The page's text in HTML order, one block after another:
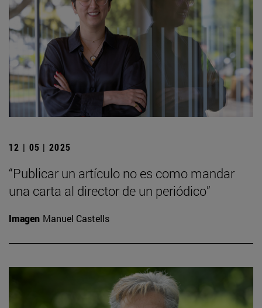
12 | 05 | 2025
“Publicar un artículo no es como mandar
una carta al director de un periódico”
Imagen Manuel Castells